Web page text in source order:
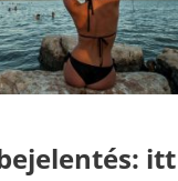
itt